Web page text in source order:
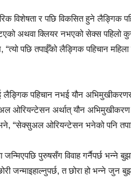
विशेषता र पछि विकसित हुने लैङ्गिक
अथवा क्लियर नभएको सेक्स पहिलो
पछि तपाईँको लैङ्गिक पहिचान महिला
लैङ्गिक पहिचान नभई यौन
ओरियन्टेसन अर्थात् यौन
“सेक्सुअल ओरियन्टेसन भनेको पनि
पुरुषसँग विवाह गर्नैपर्छ भन्ने
जन्माइहाल्नुपर्छ, त छोरा हो भन्ने जुन